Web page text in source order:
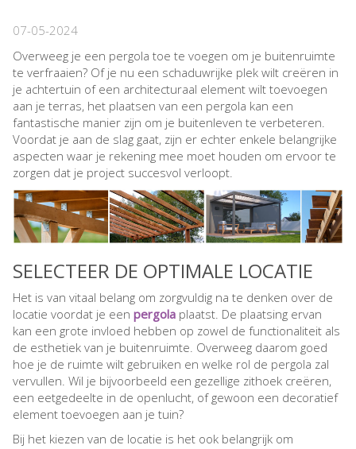
07-05-2024
Overweeg je een pergola toe te voegen om je buitenruimte
te verfraaien? Of je nu een schaduwrijke plek wilt creëren in
je achtertuin of een architecturaal element wilt toevoegen
aan je terras, het plaatsen van een pergola kan een
fantastische manier zijn om je buitenleven te verbeteren.
Voordat je aan de slag gaat, zijn er echter enkele belangrijke
aspecten waar je rekening mee moet houden om ervoor te
zorgen dat je project succesvol verloopt.
SELECTEER DE OPTIMALE LOCATIE
Het is van vitaal belang om zorgvuldig na te denken over de
locatie voordat je een pergola plaatst. De plaatsing ervan
kan een grote invloed hebben op zowel de functionaliteit als
de esthetiek van je buitenruimte. Overweeg daarom goed
hoe je de ruimte wilt gebruiken en welke rol de pergola zal
vervullen. Wil je bijvoorbeeld een gezellige zithoek creëren,
een eetgedeelte in de openlucht, of gewoon een decoratief
element toevoegen aan je tuin?
Bij het kiezen van de locatie is het ook belangrijk om